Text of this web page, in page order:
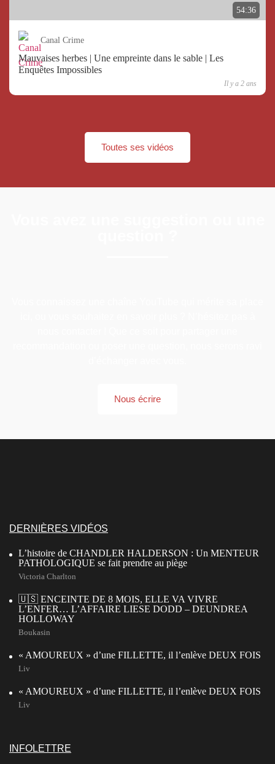
54:36
Canal Crime
Mauvaises herbes | Une empreinte dans le sable | Les
Enquêtes Impossibles
Il y a 2 ans
Toutes ses vidéos
Nous écrire
DERNIÈRES VIDÉOS
L’histoire de CHANDLER HALDERSON : Un MENTEUR
PATHOLOGIQUE se fait prendre au piège
Victoria Charlton
🇺🇸 ENCEINTE DE 8 MOIS, ELLE VA VIVRE
L’ENFER… L’AFFAIRE LIESE DODD – DEUNDREA
HOLLOWAY
Boukasin
« AMOUREUX » d’une FILLETTE, il l’enlève DEUX FOIS
Liv
« AMOUREUX » d’une FILLETTE, il l’enlève DEUX FOIS
Liv
INFOLETTRE